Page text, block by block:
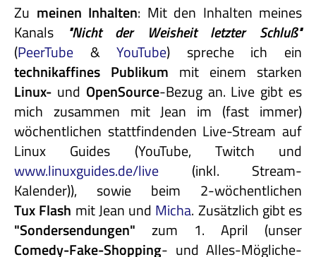
Zu meinen Inhalten: Mit den Inhalten meines
Kanals
"Nicht der Weisheit letzter
Schluß"
(PeerTube &YouTube) spreche ich ein
technikaffines Publikum mit einem starken
Linux- und OpenSource-Bezug an. Live gibt es
mich zusammen mit Jean im (fast immer)
wöchentlichen stattfindenden Live-Stream auf
Linux Guides (YouTube, Twitch und
www.linuxguides.de/live (inkl. Stream-
Kalender)), sowie beim 2-wöchentlichen
Tux Flash mit Jean und Micha. Zusätzlich gibt es
"Sondersendungen" zum 1. April (unser
Comedy-Fake-Shopping- und Alles-Mögliche-